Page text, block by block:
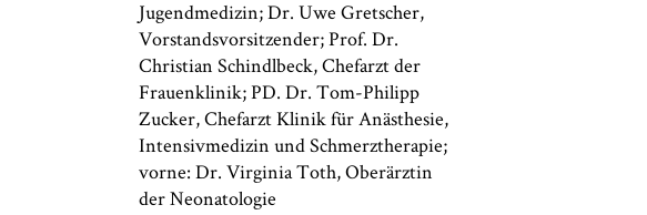
Jugendmedizin; Dr. Uwe Gretscher,
Vorstandsvorsitzender; Prof. Dr.
Christian Schindlbeck, Chefarzt der
Frauenklinik; PD. Dr. Tom-Philipp
Zucker, Chefarzt Klinik für Anästhesie,
Intensivmedizin und Schmerztherapie;
vorne: Dr. Virginia Toth, Oberärztin
der Neonatologie